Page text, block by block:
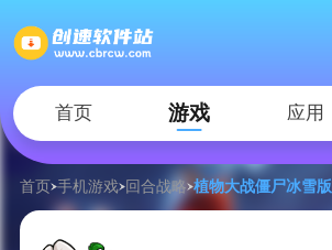
首页 游戏 应用
首页 手机游戏 回合战略 植物大战僵尸冰雪版